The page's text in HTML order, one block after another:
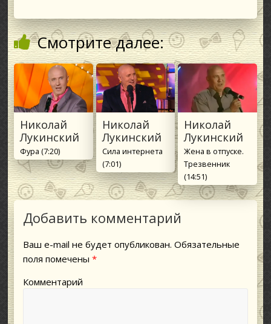
Смотрите далее:
Николай
Лукинский
Фура (7:20)
Николай
Лукинский
Сила интернета
(7:01)
Николай
Лукинский
Жена в отпуске.
Трезвенник
(14:51)
Добавить комментарий
Ваш e-mail не будет опубликован. Обязательные
поля помечены*
Комментарий